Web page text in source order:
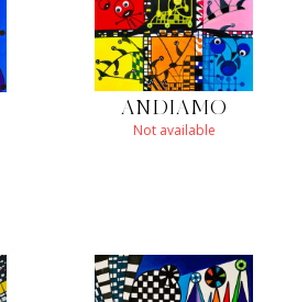
ANDIAMO
Not available